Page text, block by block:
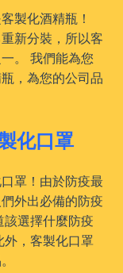
製化酒精瓶！
新分裝，所以客
。 我們能為您
，為您的公司品
化口罩
罩！由於防疫最
外出必備的防疫
選擇什麼防疫
，客製化口罩